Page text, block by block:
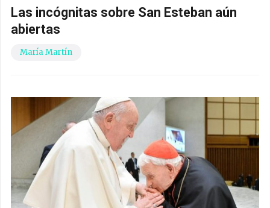
Las incógnitas sobre San Esteban aún
abiertas
María Martín